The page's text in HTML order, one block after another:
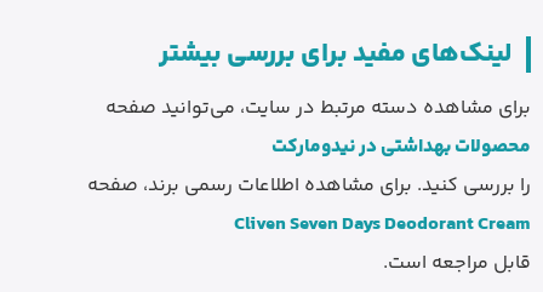
لینک‌های مفید برای بررسی بیشتر
برای مشاهده دسته مرتبط در سایت، می‌توانید صفحه
محصولات بهداشتی در نیدومارکت
را بررسی کنید. برای مشاهده اطلاعات رسمی برند، صفحه
Cliven Seven Days Deodorant Cream
قابل مراجعه است.